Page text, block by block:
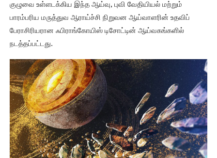
குழுவை உள்ளடக்கிய இந்த ஆய்வு, புவி வேதியியல் மற்றும்
பாரம்பரிய மருத்துவ ஆராய்ச்சி நிறுவன ஆய்வாளரின் உதவிப்
பேராசிரியரான ஃபிராங்கோயிஸ் டிசோட்டின் ஆய்வகங்களில்
நடத்தப்பட்டது.